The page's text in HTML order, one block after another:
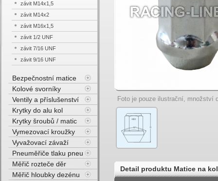
Foto je pouze ilustrační, množství
Detail produktu Matice na
závit M14x1,5
závit M14x2
závit M16x1,5
závit 1/2 UNF
závit 7/16 UNF
závit 9/16 UNF
Bezpečnostní matice
Kolové svorníky
Ventily a příslušenství
Krytky do alu kol
Krytky šroubů / matic
Vymezovací kroužky
Vyvažovací závaží
Pneuměřiče tlaku pneu
Měřič rozteče děr
Měřič hloubky dezénu